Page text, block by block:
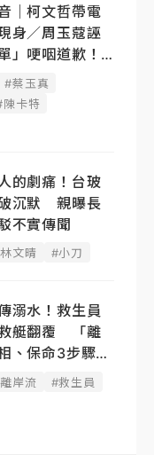
｜柯文哲帶電
身／周玉蔻誣
」哽咽道歉！
#蔡玉真
陳卡特
的劇痛！台玻
沉默 親曝長
不實傳聞
文晴 #小刀
溺水！救生員
艇翻覆 「離
、保命3步驟必
岸流 #救生員